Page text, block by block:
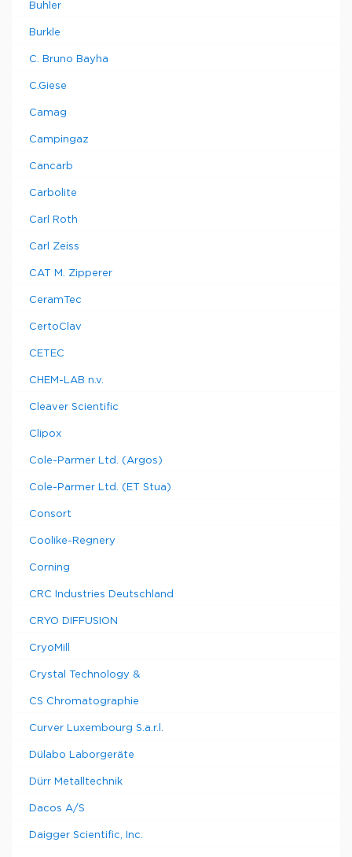
Buhler
Burkle
C. Bruno Bayha
C.Giese
Camag
Campingaz
Cancarb
Carbolite
Carl Roth
Carl Zeiss
CAT M. Zipperer
CeramTec
CertoClav
CETEC
CHEM-LAB n.v.
Cleaver Scientific
Clipox
Cole-Parmer Ltd. (Argos)
Cole-Parmer Ltd. (ET Stua)
Consort
Coolike-Regnery
Corning
CRC Industries Deutschland
CRYO DIFFUSION
CryoMill
Crystal Technology &
CS Chromatographie
Curver Luxembourg S.a.r.l.
Dülabo Laborgeräte
Dürr Metalltechnik
Dacos A/S
Daigger Scientific, Inc.